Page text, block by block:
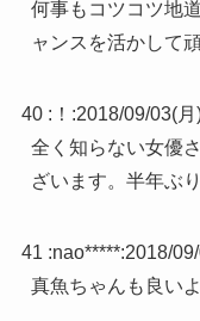
何事もコツコツ地
ャンスを活かして
40 : ！ :2018/09/03(
全く知らない女優
ざいます。半年ぶ
41 :nao*****:2018/
真魚ちゃんも良いよ